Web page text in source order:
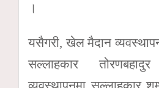
।
यसैगरी, खेल मैदान
सल्लाहकार